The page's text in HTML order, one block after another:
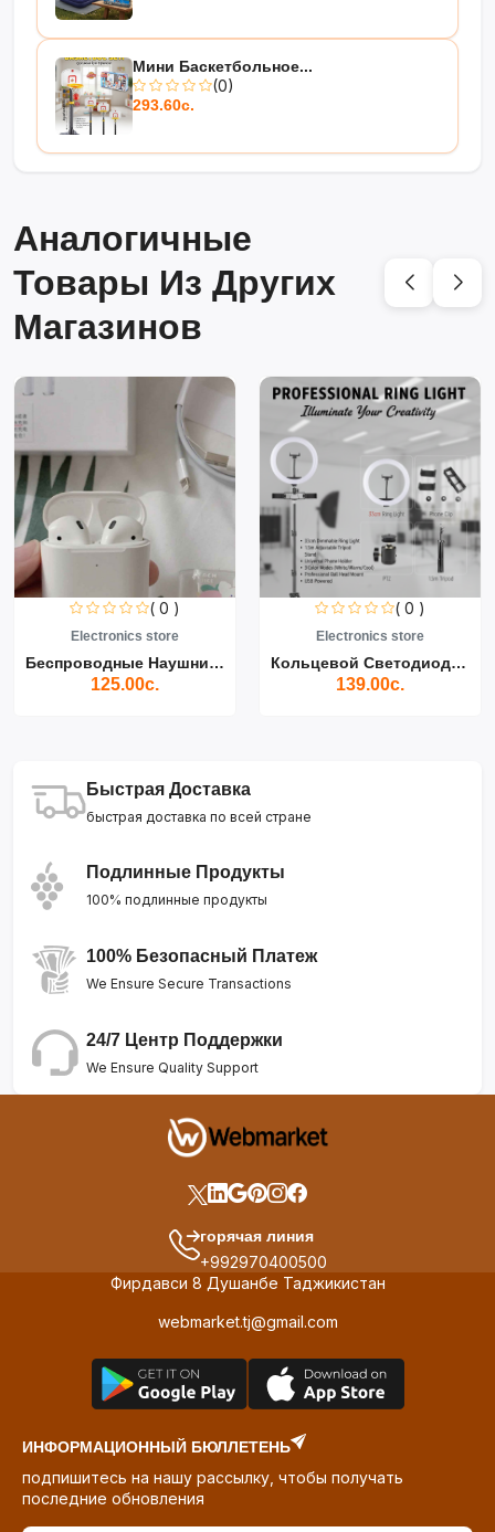
Мини Баскетбольное...
(0)
293.60с.
Аналогичные
Товары Из Других
Магазинов
( 0 )
Electronics store
Беспроводные Наушники Air...
125.00с.
( 0 )
Electronics store
Кольцевой Светодиодный Св...
139.00с.
Быстрая Доставка
быстрая доставка по всей стране
Подлинные Продукты
100% подлинные продукты
100% Безопасный Платеж
We Ensure Secure Transactions
24/7 Центр Поддержки
We Ensure Quality Support
горячая линия
+992970400500
Фирдавси 8 Душанбе Таджикистан
webmarket.tj@gmail.com
ИНФОРМАЦИОННЫЙ БЮЛЛЕТЕНЬ
подпишитесь на нашу рассылку, чтобы получать
последние обновления